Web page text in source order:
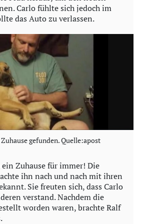
Carlo fühlte sich jedoch im
das Auto zu verlassen.
gefunden. Quelle:apost
Zuhause für immer! Die
ihn nach und nach mit ihren
Sie freuten sich, dass Carlo
verstand. Nachdem die
worden waren, brachte Ralf